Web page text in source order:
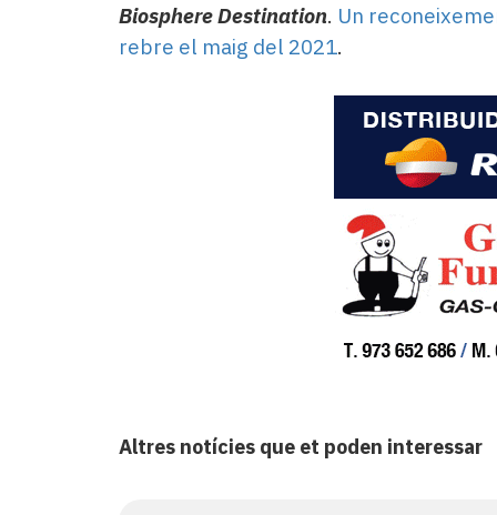
Biosphere Destination. Un
rebre el maig del 2021.
Altres notícies que et poden interessar